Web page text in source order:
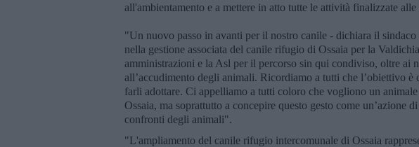
all'ambientamento e a mettere in atto tutte le attività finalizzate
"Un nuovo passo in avanti per il nostro canile - dichiara il
nella gestione associata del canile rifugio di Ossaia per la
amministrazioni e la Asl per il percorso sin qui condiviso, oltre ai
all’accudimento degli animali. Ricordiamo a tutti che l’obiettivo è
farli adottare. Ci appelliamo a tutti coloro che vogliono un
Ossaia, ma soprattutto a concepire questo gesto come un’azione
confronti degli animali".
"L'ampliamento del canile rifugio intercomunale di Ossaia